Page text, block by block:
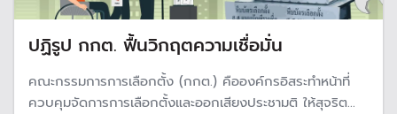
ปฏิรูป กกต. ฟื้นวิกฤตความเชื่อมั่น
คณะกรรมการการเลือกตั้ง (กกต.) คือองค์กรอิสระทำหน้าที่
ควบคุมจัดการการเลือกตั้งและออกเสียงประชามติ ให้สุจริต